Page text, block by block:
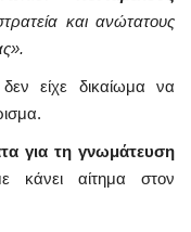
και ανώτατους
είχε δικαίωμα να
για τη γνωμάτευση
κάνει αίτημα στον